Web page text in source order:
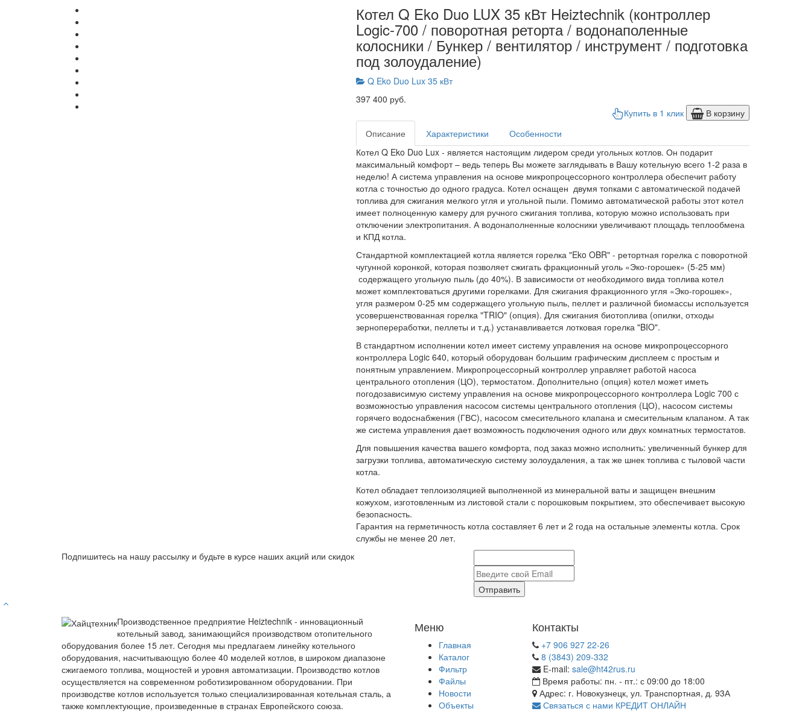
Котел Q Eko Duo LUX 35 кВт Heiztechnik (контроллер
Logic-700 / поворотная реторта / водонаполенные
колосники / Бункер / вентилятор / инструмент / подготовка
под золоудаление)
Q Eko Duo Lux 35 кВт
397 400 руб.
Купить в 1 клик
В корзину
Описание
Характеристики
Особенности
Котел Q Eko Duo Lux - является настоящим лидером среди угольных котлов. Он подарит
максимальный комфорт – ведь теперь Вы можете заглядывать в Вашу котельную всего 1-2 раза в
неделю! А система управления на основе микропроцессорного контроллера обеспечит работу
котла с точностью до одного градуса. Котел оснащен двумя топками c автоматической подачей
топлива для сжигания мелкого угля и угольной пыли. Помимо автоматической работы этот котел
имеет полноценную камеру для ручного сжигания топлива, которую можно использовать при
отключении электропитания. А водонаполненные колосники увеличивают площадь теплообмена
и КПД котла.
Стандартной комплектацией котла является горелка "Eko OBR" - ретортная горелка с поворотной
чугунной коронкой, которая позволяет сжигать фракционный уголь «Эко-горошек» (5-25 мм)
содержащего угольную пыль (до 40%). В зависимости от необходимого вида топлива котел
может комплектоваться другими горелками. Для сжигания фракционного угля «Эко-горошек»,
угля размером 0-25 мм содержащего угольную пыль, пеллет и различной биомассы используется
усовершенствованная горелка "TRIO" (опция). Для сжигания биотоплива (опилки, отходы
зернопереработки, пеллеты и т.д.) устанавливается лотковая горелка "BIO".
В стандартном исполнении котел имеет систему управления на основе микропроцессорного
контроллера Logic 640, который оборудован большим графическим дисплеем с простым и
понятным управлением. Микропроцессорный контроллер управляет работой насоса
центрального отопления (ЦО), термостатом. Дополнительно (опция) котел может иметь
погодозависимую систему управления на основе микропроцессорного контроллера Logic 700 с
возможностью управления насосом системы центрального отопления (ЦО), насосом системы
горячего водоснабжения (ГВС), насосом смесительного клапана и смесительным клапаном. А так
же система управления дает возможность подключения одного или двух комнатных термостатов.
Для повышения качества вашего комфорта, под заказ можно исполнить: увеличенный бункер для
загрузки топлива, автоматическую систему золоудаления, а так же шнек топлива с тыловой части
котла.
Котел обладает теплоизоляцией выполненной из минеральной ваты и защищен внешним
кожухом, изготовленным из листовой стали с порошковым покрытием, это обеспечивает высокую
безопасность.
Гарантия на герметичность котла составляет 6 лет и 2 года на остальные элементы котла. Срок
службы не менее 20 лет.
Подпишитесь на нашу рассылку и будьте в курсе наших акций или скидок
Отправить
Производственное предприятие Heiztechnik - инновационный
котельный завод, занимающийся производством отопительного
оборудования более 15 лет. Сегодня мы предлагаем линейку котельного
оборудования, насчитывающую более 40 моделей котлов, в широком диапазоне
сжигаемого топлива, мощностей и уровня автоматизации. Производство котлов
осуществляется на современном роботизированном оборудовании. При
производстве котлов используется только специализированная котельная сталь, а
также комплектующие, произведенные в странах Европейского союза.
Меню
Главная
Каталог
Фильтр
Файлы
Новости
Объекты
Контакты
+7 906 927 22-26
8 (3843) 209-332
E-mail: sale@ht42rus.ru
Время работы: пн. - пт.: с 09:00 до 18:00
Адрес: г. Новокузнецк, ул. Транспортная, д. 93А
Связаться с нами КРЕДИТ ОНЛАЙН